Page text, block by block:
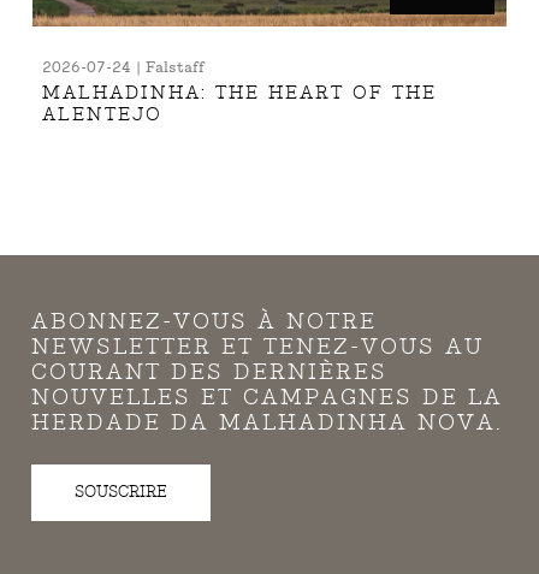
2026-07-24 | Falstaff
MALHADINHA: THE HEART OF THE
ALENTEJO
ABONNEZ-VOUS À NOTRE
NEWSLETTER ET TENEZ-VOUS AU
COURANT DES DERNIÈRES
NOUVELLES ET CAMPAGNES DE LA
HERDADE DA MALHADINHA NOVA.
SOUSCRIRE